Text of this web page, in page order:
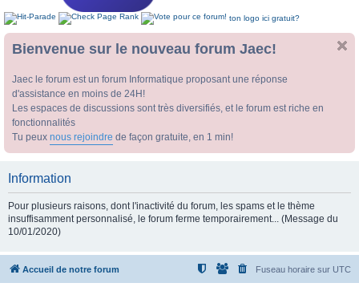
ton logo ici gratuit?
Bienvenue sur le nouveau forum Jaec!
Jaec le forum est un forum Informatique proposant une réponse
d'assistance en moins de 24H!
Les espaces de discussions sont très diversifiés, et le forum est riche en
fonctionnalités
Tu peux nous rejoindre de façon gratuite, en 1 min!
Information
Pour plusieurs raisons, dont l'inactivité du forum, les spams et le thème
insuffisamment personnalisé, le forum ferme temporairement... (Message du
10/01/2020)
Accueil de notre forum Fuseau horaire sur UTC